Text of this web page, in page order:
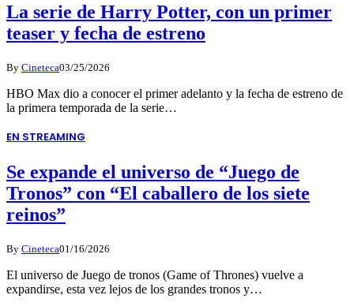
La serie de Harry Potter, con un primer
teaser y fecha de estreno
By Cineteca03/25/2026
HBO Max dio a conocer el primer adelanto y la fecha de estreno de
la primera temporada de la serie…
EN STREAMING
Se expande el universo de “Juego de
Tronos” con “El caballero de los siete
reinos”
By Cineteca01/16/2026
El universo de Juego de tronos (Game of Thrones) vuelve a
expandirse, esta vez lejos de los grandes tronos y…